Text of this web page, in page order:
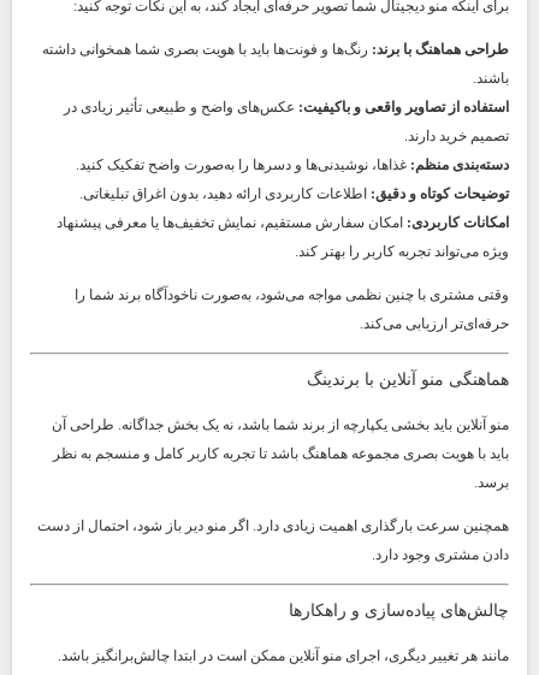
برای اینکه منو دیجیتال شما تصویر حرفه‌ای ایجاد کند، به این نکات توجه کنید:
طراحی هماهنگ با برند: رنگ‌ها و فونت‌ها باید با هویت بصری شما همخوانی داشته
باشند.
استفاده از تصاویر واقعی و باکیفیت: عکس‌های واضح و طبیعی تأثیر زیادی در
تصمیم خرید دارند.
دسته‌بندی منظم: غذاها، نوشیدنی‌ها و دسرها را به‌صورت واضح تفکیک کنید.
توضیحات کوتاه و دقیق: اطلاعات کاربردی ارائه دهید، بدون اغراق تبلیغاتی.
امکانات کاربردی: امکان سفارش مستقیم، نمایش تخفیف‌ها یا معرفی پیشنهاد
ویژه می‌تواند تجربه کاربر را بهتر کند.
وقتی مشتری با چنین نظمی مواجه می‌شود، به‌صورت ناخودآگاه برند شما را
حرفه‌ای‌تر ارزیابی می‌کند.
هماهنگی منو آنلاین با برندینگ
منو آنلاین باید بخشی یکپارچه از برند شما باشد، نه یک بخش جداگانه. طراحی آن
باید با هویت بصری مجموعه هماهنگ باشد تا تجربه کاربر کامل و منسجم به نظر
برسد.
همچنین سرعت بارگذاری اهمیت زیادی دارد. اگر منو دیر باز شود، احتمال از دست
دادن مشتری وجود دارد.
چالش‌های پیاده‌سازی و راهکارها
مانند هر تغییر دیگری، اجرای منو آنلاین ممکن است در ابتدا چالش‌برانگیز باشد.